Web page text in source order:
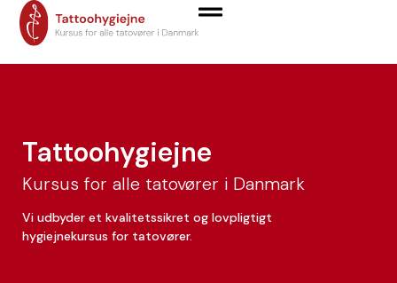
Luna Fluegel
Tattoohygiejne
Kursus for alle tatovører i Danmark
Vi udbyder et kvalitetssikret og lovpligtigt
hygiejnekursus for tatovører.